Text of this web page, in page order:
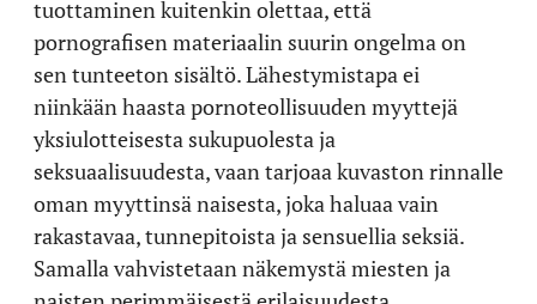
tuottaminen kuitenkin olettaa, että
pornografisen materiaalin suurin ongelma on
sen tunteeton sisältö. Lähestymistapa ei
niinkään haasta pornoteollisuuden myyttejä
yksiulotteisesta sukupuolesta ja
seksuaalisuudesta, vaan tarjoaa kuvaston rinnalle
oman myyttinsä naisesta, joka haluaa vain
rakastavaa, tunnepitoista ja sensuellia seksiä.
Samalla vahvistetaan näkemystä miesten ja